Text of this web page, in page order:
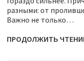
разными: от
Важно не только…
ПРОДОЛЖИТЬ